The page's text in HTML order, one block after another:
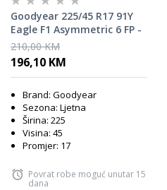
Goodyear 225/45 R17 91Y
Eagle F1 Asymmetric 6 FP -
ljetna guma
210,00 KM
196,10 KM
Brand: Goodyear
Sezona: Ljetna
Širina: 225
Visina: 45
Promjer: 17
Povrat robe moguć unutar 15
dana